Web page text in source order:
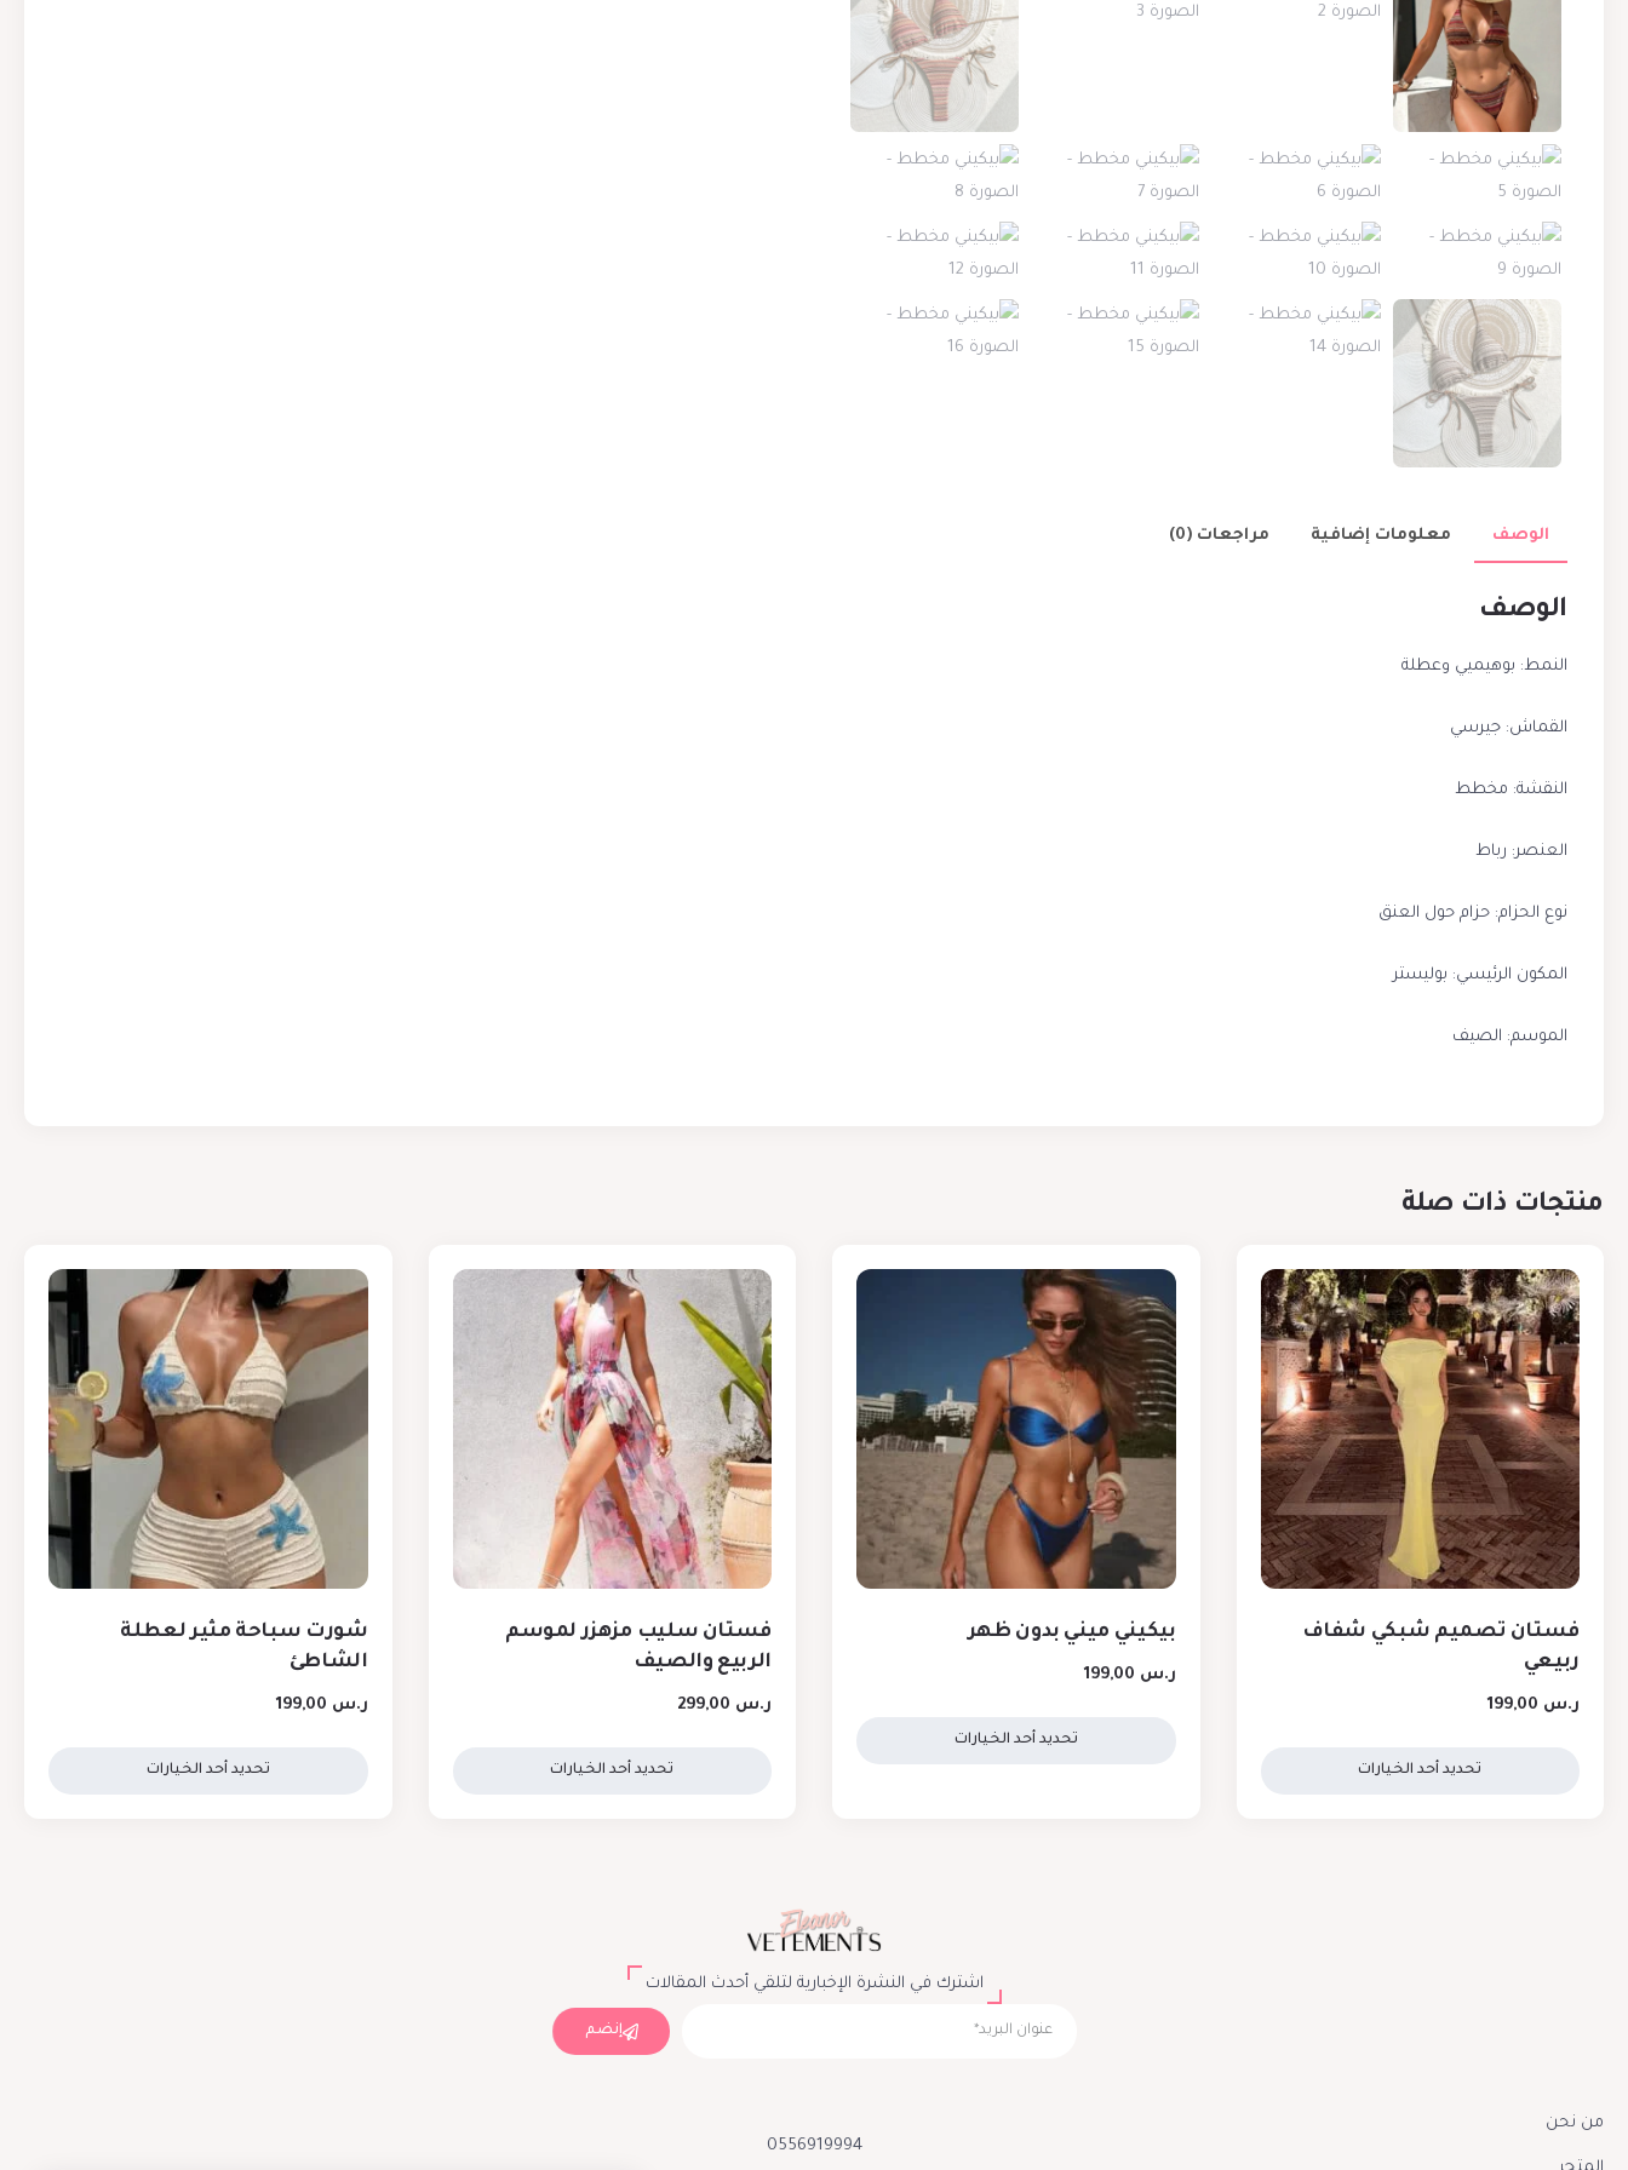
الوصف معلومات إضافية مراجعات (0)
الوصف
النمط: بوهيميي وعطلة
القماش: جيرسي
النقشة: مخطط
العنصر: رباط
نوع الحزام: حزام حول العنق
المكون الرئيسي: بوليستر
الموسم: الصيف
منتجات ذات صلة
فستان تصميم شبكي شفاف
ربيعي
ر.س
تحديد أحد الخيارات
بيكيني ميني بدون ظهر
ر.س
تحديد أحد الخيارات
فستان سليب مزهزر لموسم
الربيع والصيف
ر.س
تحديد أحد الخيارات
شورت سباحة مثير لعطلة
الشاطئ
ر.س
تحديد أحد الخيارات
اشترك في النشرة الإخبارية لتلقي أحدث المقالات
إنضم
من نحن
0556919994